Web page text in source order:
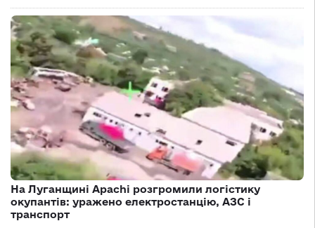
На Луганщині Apachi розгромили логістику
окупантів: уражено електростанцію, АЗС і
транспорт